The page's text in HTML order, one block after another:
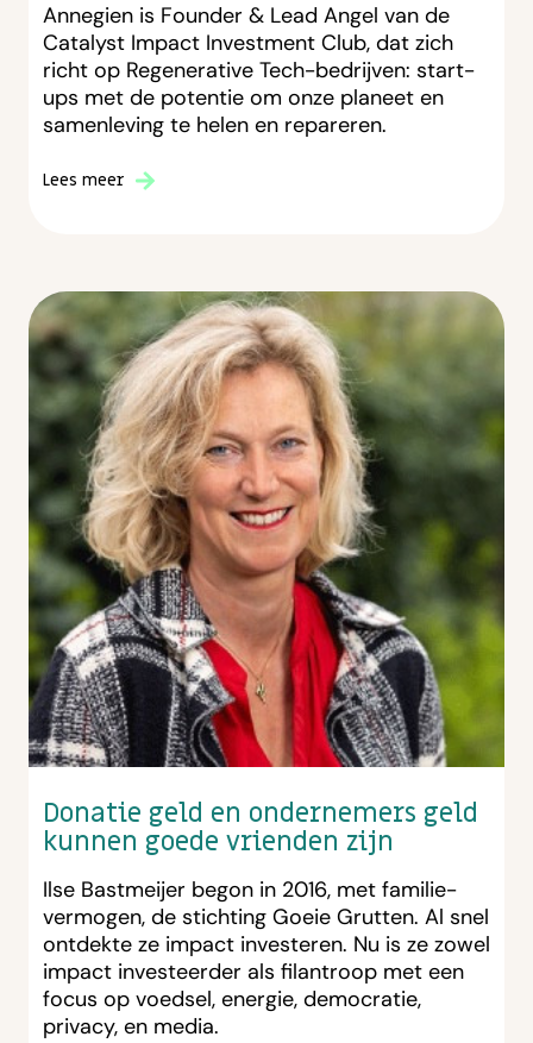
Annegien is Founder & Lead Angel van de
Catalyst Impact Investment Club, dat zich
richt op Regenerative Tech-bedrijven: start-
ups met de potentie om onze planeet en
samenleving te helen en repareren.
Lees meer
Donatie geld en ondernemers geld
kunnen goede vrienden zijn
Ilse Bastmeijer begon in 2016, met familie-
vermogen, de stichting Goeie Grutten. Al snel
ontdekte ze impact investeren. Nu is ze zowel
impact investeerder als filantroop met een
focus op voedsel, energie, democratie,
privacy, en media.